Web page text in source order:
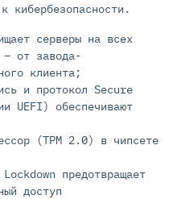
кибербезопасности.
серверы на всех
– от завода-
клиента;
и протокол Secure
UEFI) обеспечивают
(TPM 2.0) в чипсете
предотвращает
доступ